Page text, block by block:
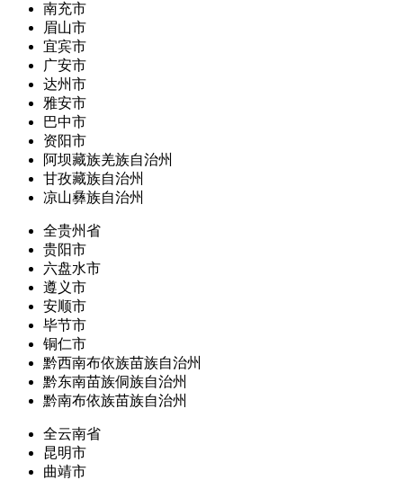
南充市
眉山市
宜宾市
广安市
达州市
雅安市
巴中市
资阳市
阿坝藏族羌族自治州
甘孜藏族自治州
凉山彝族自治州
全贵州省
贵阳市
六盘水市
遵义市
安顺市
毕节市
铜仁市
黔西南布依族苗族自治州
黔东南苗族侗族自治州
黔南布依族苗族自治州
全云南省
昆明市
曲靖市